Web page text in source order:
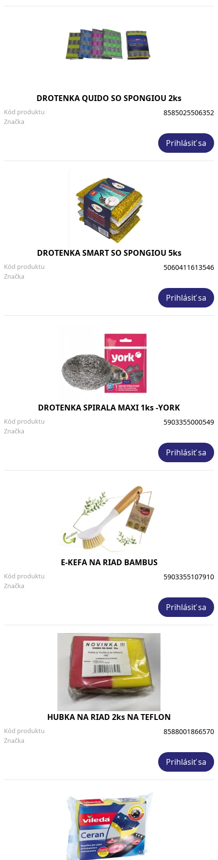
DROTENKA QUIDO SO SPONGIOU 2ks
Značka
Kód produktu 8585025506352
Prihlásiť sa
DROTENKA SMART SO SPONGIOU 5ks
Značka
Kód produktu 5060411613546
Prihlásiť sa
DROTENKA SPIRALA MAXI 1ks -YORK
Značka
Kód produktu 5903355000549
Prihlásiť sa
E-KEFA NA RIAD BAMBUS
Značka
Kód produktu 5903355107910
Prihlásiť sa
HUBKA NA RIAD 2ks NA TEFLON
Značka
Kód produktu 8588001866570
Prihlásiť sa